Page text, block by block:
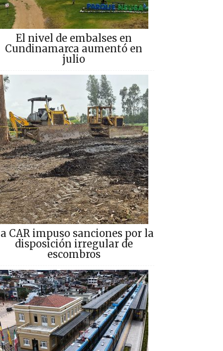
El nivel de embalses en
Cundinamarca aumentó en
julio
CAR impuso sanciones por la
disposición irregular de
escombros